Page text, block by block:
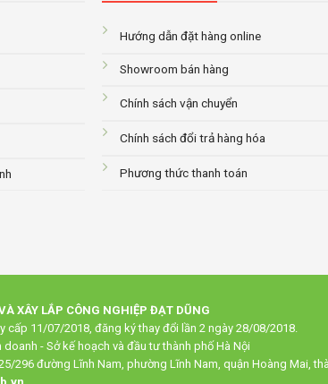
Hướng dẫn đặt hàng online
Showroom bán hàng
Chính sách vận chuyển
Chính sách đổi trả hàng hóa
Phương thức thanh toán
XÂY LẮP CÔNG NGHIỆP ĐẠT DŨNG
cấp 11/07/2018, đăng ký thay đổi lần 2 ngày 28/08/2018.
- Sở kế hoạch và đầu tư thành phố Hà Nội
296 đường Lĩnh Nam, phường Lĩnh Nam, quận Hoàng Mai,